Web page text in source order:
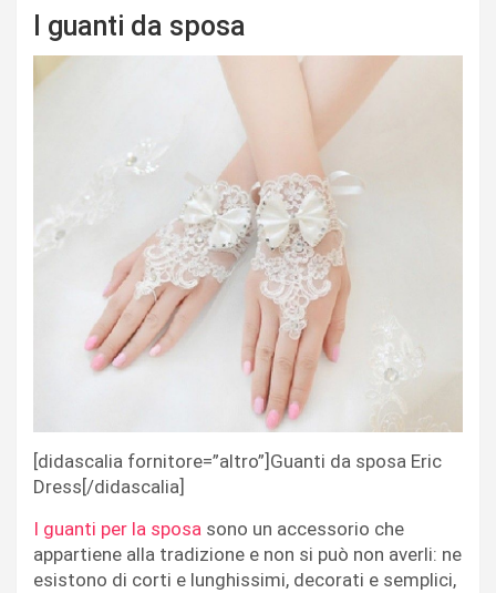
I guanti da sposa
[didascalia fornitore=”altro”]Guanti da sposa Eric
Dress[/didascalia]
I guanti per la sposa sono un accessorio che
appartiene alla tradizione e non si può non averli: ne
esistono di corti e lunghissimi, decorati e semplici,